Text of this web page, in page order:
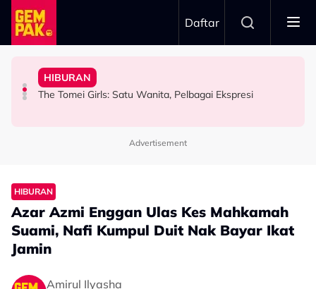
Skip to main content
Daftar
“Jangan Meroyan,Merentan...” - Ammar Alfian Pertahan
Aliff Aziz, Minta Netizen Berhenti Menghukum
HIBURAN
The Tomei Girls: Satu Wanita, Pelbagai Ekspresi
“Mungkin Rupa Saya Sesuai…” – Dipuji Tampan, Aliff
Aziz Anggap M. Nasir Sekadar Bergurau
Iqbal Tolak Tawaran Gimik Bercinta Dengan Artis Cantik
& Popular - “Saya Tak Mahu Main Perasaan Orang
Advertisement
HIBURAN
Azar Azmi Enggan Ulas Kes Mahkamah
Suami, Nafi Kumpul Duit Nak Bayar Ikat
Jamin
Amirul Ilyasha